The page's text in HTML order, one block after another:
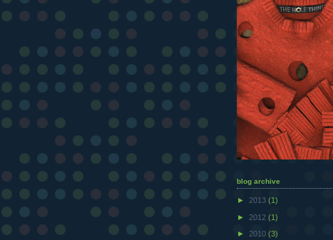
blog archive
► 2013 (1)
► 2012 (1)
► 2010 (3)